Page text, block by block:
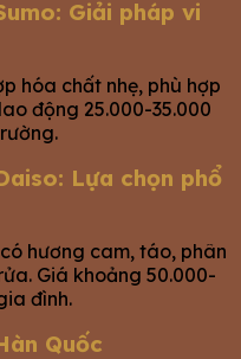
Giải pháp vi
hóa chất nhẹ, phù hợp
động 25.000-35.000
Lựa chọn phổ
hương cam, táo, phân
Giá khoảng 50.000-
đình.
Quốc